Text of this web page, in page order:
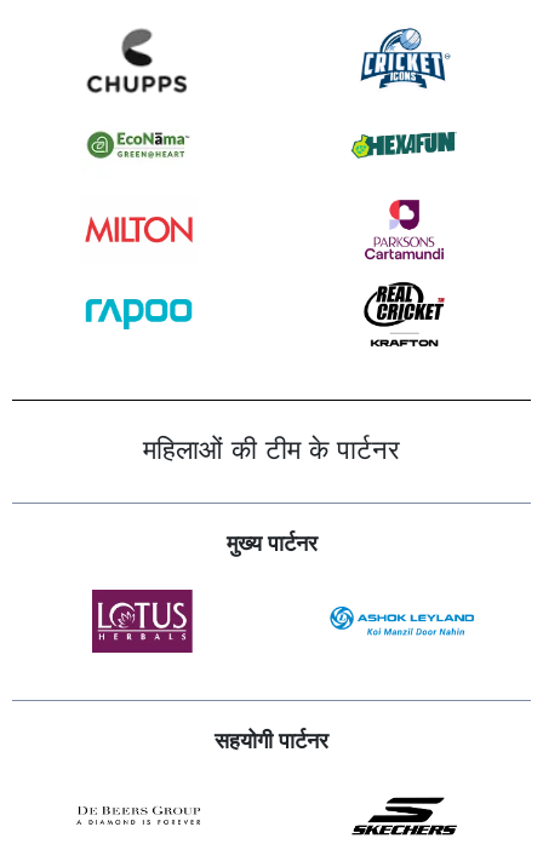
महिलाओं की टीम के पार्टनर
मुख्य पार्टनर
सहयोगी पार्टनर